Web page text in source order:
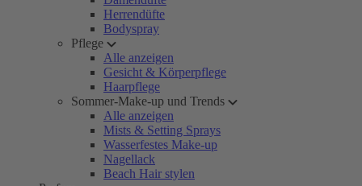
Herrendüfte
Bodyspray
Pflege
Alle anzeigen
Gesicht & Körperpflege
Haarpflege
Sommer-Make-up und Trends
Alle anzeigen
Mists & Setting Sprays
Wasserfestes Make-up
Nagellack
Beach Hair stylen